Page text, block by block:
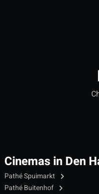
Cinemas in Den
Pathé Spuimarkt
Pathé Buitenhof